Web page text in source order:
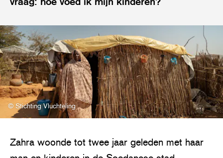
© Stichting Vluchteling
Zahra woonde tot twee jaar geleden met haar